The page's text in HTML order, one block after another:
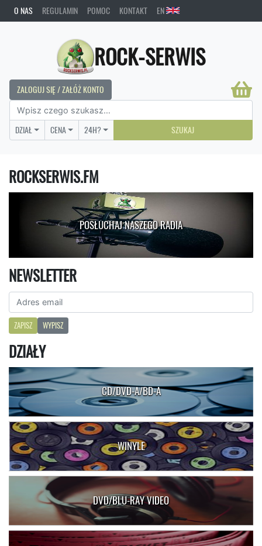
O NAS REGULAMIN POMOC KONTAKT EN
ROCK-SERWIS
ZALOGUJ SIĘ / ZAŁÓŻ KONTO
DZIAŁ CENA 24H? SZUKAJ
ROCKSERWIS.FM
POSŁUCHAJ NASZEGO RADIA
NEWSLETTER
ZAPISZ WYPISZ
DZIAŁY
CD/DVD-A/BD-A
WINYLE
DVD/BLU-RAY VIDEO